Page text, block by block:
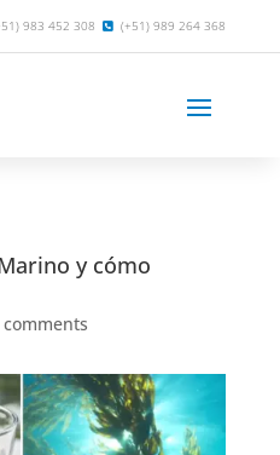
983 452 308 (+51) 989 264 368
y cómo
comments